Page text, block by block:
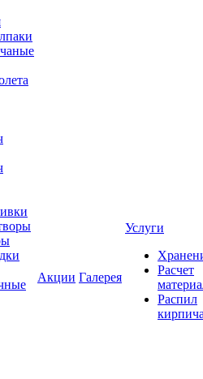
Акции Галерея
Услуги
Расчет
Распил